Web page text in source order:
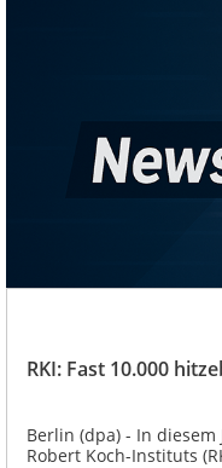
RKI: Fast 10.000
Berlin (dpa) - In
Robert Koch-Instituts